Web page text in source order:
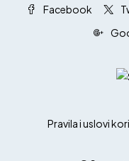
Facebook
Pravila i uslovi